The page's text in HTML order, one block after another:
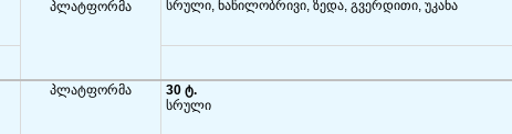
პლატფორმა
სრული, ნაწილობრივი, ზედა, გვერდითი, უკანა
პლატფორმა
30 ტ.
სრული